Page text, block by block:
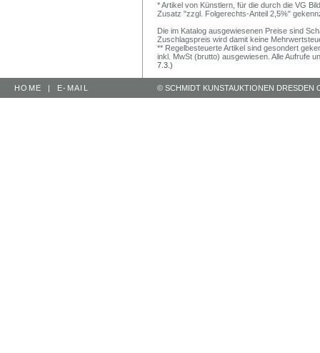
* Artikel von Künstlern, für die durch die VG
Zusatz "zzgl. Folgerechts-Anteil 2,5%"
Die im Katalog ausgewiesenen Preise sind
Zuschlagspreis wird damit keine
** Regelbesteuerte Artikel sind gesondert
inkl. MwSt (brutto) ausgewiesen. Alle Aufrufe
7.3.)
HOME | E-MAIL © SCHMIDT KUNSTAUKTIONEN DRESDEN